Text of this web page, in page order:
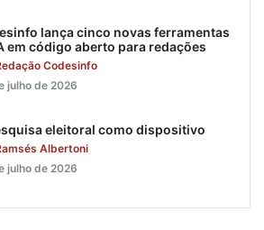
lança cinco novas ferramentas
em código aberto para redações
Codesinfo
julho de 2026
eleitoral como dispositivo
Albertoni
julho de 2026